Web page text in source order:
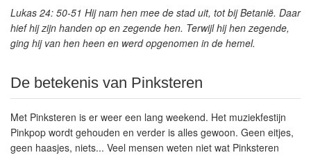
Lukas 24: 50-51 Hij nam hen mee de stad uit, tot bij Betanië. Daar
hief hij zijn handen op en zegende hen. Terwijl hij hen zegende,
ging hij van hen heen en werd opgenomen in de hemel.
De betekenis van Pinksteren
Met Pinksteren is er weer een lang weekend. Het muziekfestijn
Pinkpop wordt gehouden en verder is alles gewoon. Geen eitjes,
geen haasjes, niets... Veel mensen weten niet wat Pinksteren